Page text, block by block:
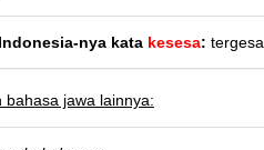
nya kata kesesa: tergesa
bahasa jawa lainnya: